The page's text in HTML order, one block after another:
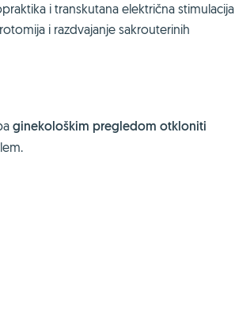
i transkutana električna stimulacija
i razdvajanje sakrouterinih
ginekološkim pregledom otkloniti